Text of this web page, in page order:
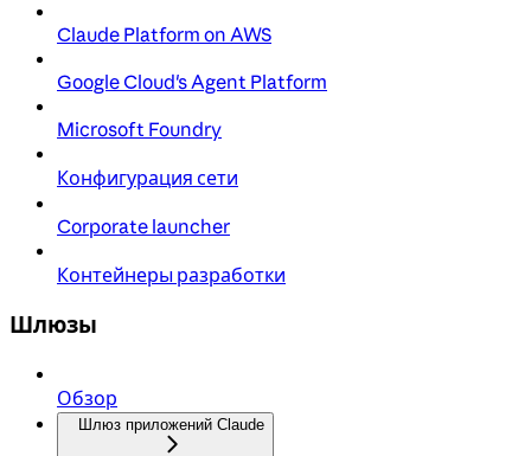
Claude Platform on AWS
Google Cloud's Agent Platform
Microsoft Foundry
Конфигурация сети
Corporate launcher
Контейнеры разработки
Шлюзы
Обзор
Шлюз приложений Claude